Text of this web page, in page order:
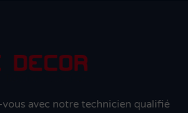
avec notre technicien qualifié